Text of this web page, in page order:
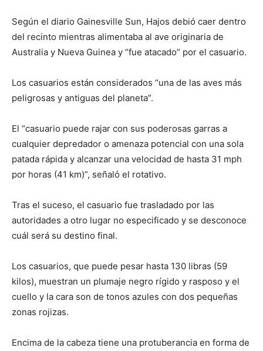
Según el diario Gainesville Sun, Hajos debió caer dentro
del recinto mientras alimentaba al ave originaria de
Australia y Nueva Guinea y “fue atacado” por el casuario.
Los casuarios están considerados “una de las aves más
peligrosas y antiguas del planeta”.
El “casuario puede rajar con sus poderosas garras a
cualquier depredador o amenaza potencial con una sola
patada rápida y alcanzar una velocidad de hasta 31 mph
por horas (41 km)”, señaló el rotativo.
Tras el suceso, el casuario fue trasladado por las
autoridades a otro lugar no especificado y se desconoce
cuál será su destino final.
Los casuarios, que puede pesar hasta 130 libras (59
kilos), muestran un plumaje negro rígido y rasposo y el
cuello y la cara son de tonos azules con dos pequeñas
zonas rojizas.
Encima de la cabeza tiene una protuberancia en forma de